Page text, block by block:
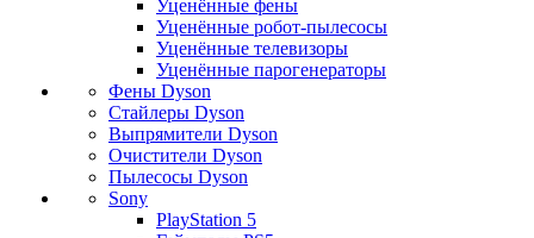
Уценённые фены
Уценённые робот-пылесосы
Уценённые телевизоры
Уценённые парогенераторы
Фены Dyson
Стайлеры Dyson
Выпрямители Dyson
Очистители Dyson
Пылесосы Dyson
Sony
PlayStation 5